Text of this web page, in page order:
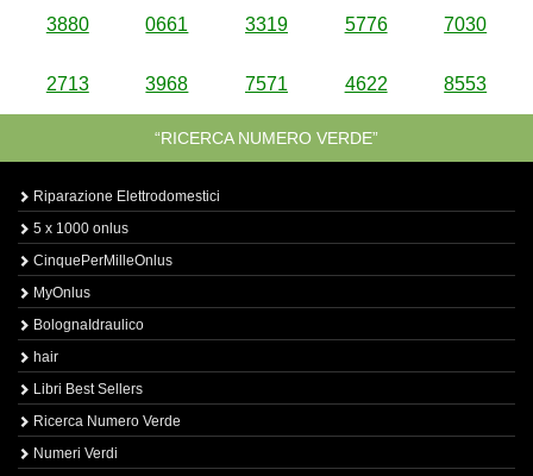
3880 0661 3319 5776 7030
2713 3968 7571 4622 8553
“RICERCA NUMERO VERDE”
Riparazione Elettrodomestici
5 x 1000 onlus
CinquePerMilleOnlus
MyOnlus
BolognaIdraulico
hair
Libri Best Sellers
Ricerca Numero Verde
Numeri Verdi